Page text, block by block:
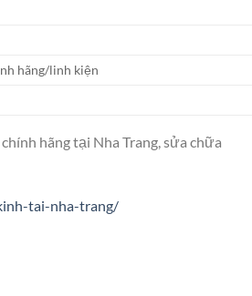
hãng/linh kiện
hãng tại Nha Trang, sửa chữa
tai-nha-trang/